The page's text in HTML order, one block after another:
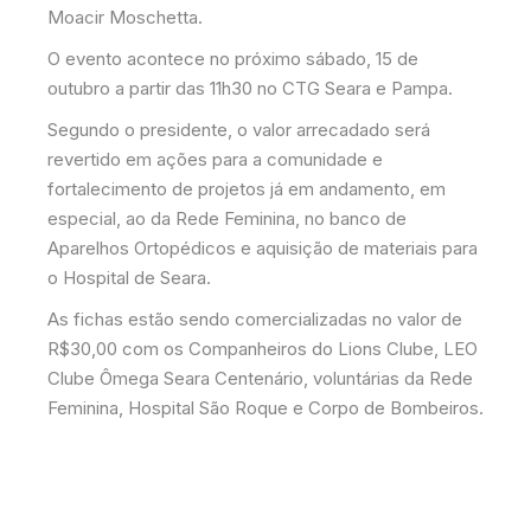
Moacir Moschetta.
O evento acontece no próximo sábado, 15 de
outubro a partir das 11h30 no CTG Seara e Pampa.
Segundo o presidente, o valor arrecadado será
revertido em ações para a comunidade e
fortalecimento de projetos já em andamento, em
especial, ao da Rede Feminina, no banco de
Aparelhos Ortopédicos e aquisição de materiais para
o Hospital de Seara.
As fichas estão sendo comercializadas no valor de
R$30,00 com os Companheiros do Lions Clube, LEO
Clube Ômega Seara Centenário, voluntárias da Rede
Feminina, Hospital São Roque e Corpo de Bombeiros.